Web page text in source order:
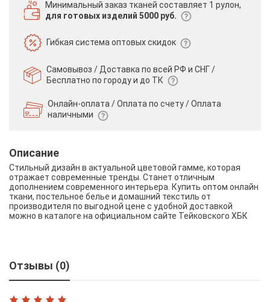
Минимальный заказ тканей составляет 1 рулон,
для готовых изделий 5000 руб.
Гибкая системаоптовых скидок
Самовывоз / Доставка по всей РФ и СНГ /
Бесплатно по городу и до ТК
Онлайн-оплата / Оплата по счету /Оплата
наличными
Описание
Стильный дизайн в актуальной цветовой гамме, которая
отражает современные тренды. Станет отличным
дополнением современного интерьера. Купить оптом онлайн
ткани, постельное белье и домашний текстиль от
производителя по выгодной цене с удобной доставкой
можно в каталоге на официальном сайте Тейковского ХБК
Отзывы (0)